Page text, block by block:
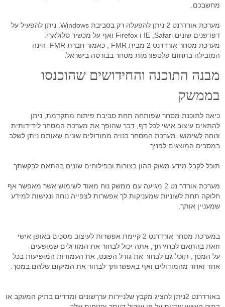
מחשבכם.
מערכת אורדרנט 2 ניתן להפעלה רק בסביבת Windows. ניתן להפעיל על
דפדפנים שונים IE ,Safari ו Firefox ואף על מכשיר סלולארי.
מערכת מסחר אורדרנט 2 מבית FMR , כאמור חברת FMR הינה
המובילה בתחום פלטפורמות מסחר בבורסה בישראל.
מבנה התוכנה והחידושים שהוכנסו
בממשק
כיאה לתוכנת מסחר שפותחה תחת סביבת פיתוח מתקדמת, ניתן
להתאים עיצוב אישי לכל דף, דבר שהופך את מערכת המסחר לידידותית
ונוחה לשימוש. מערכת המסחר בנויה ממודולים שונים שאותם ניתן לשלב
במסכים המוצגים לפניך.
תוכל לקבל מידע משוק ההון בצורות ובפילוחים שונים בהתאם לבקשתך.
מערכת אורדר נט 2 מגיעה עם ממשק נוח מאוד לשימוש אשר מאפשר אף
חלוקה תחת לשוניות שמעניקות לך אפשרות לצפייה נוחה ונגישות למידע
שמעניין אותך.
במערכת מסחר אורדרנט 2 קיימת אפשרות לעיצוב מסכים באופן אישי
וזאת בהתאם לבחירתך, אתה יכול לבחור את המודולים שמופעים
על המסך, תוכל גם לבחור את גודל הפונט, את העמודות המופיעות בכל
אחד ואחד מהמודולים ואף באפשרותך לבחור את המיקום שלהם במסך.
באורדרנט 2ניתן להציג מקבץ שלניירות ערךשונים ומדדים בתיק המעקב או
יצוא נתוני זמן אמת
סימולאטור מסחר בבורסה
פיתוחים אישים - רובוטי מסחר
תוכנה לניתוח טכני
בוטיק לפתרונות תוכנה
מסחר בבורסה במחשב ענן
דרישות מערכת המסחר
פתרונות למנהלי תיקים